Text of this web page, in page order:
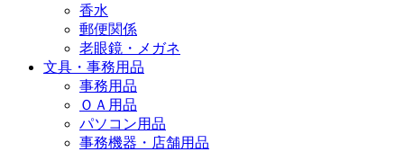
香水
郵便関係
老眼鏡・メガネ
文具・事務用品
事務用品
ＯＡ用品
パソコン用品
事務機器・店舗用品